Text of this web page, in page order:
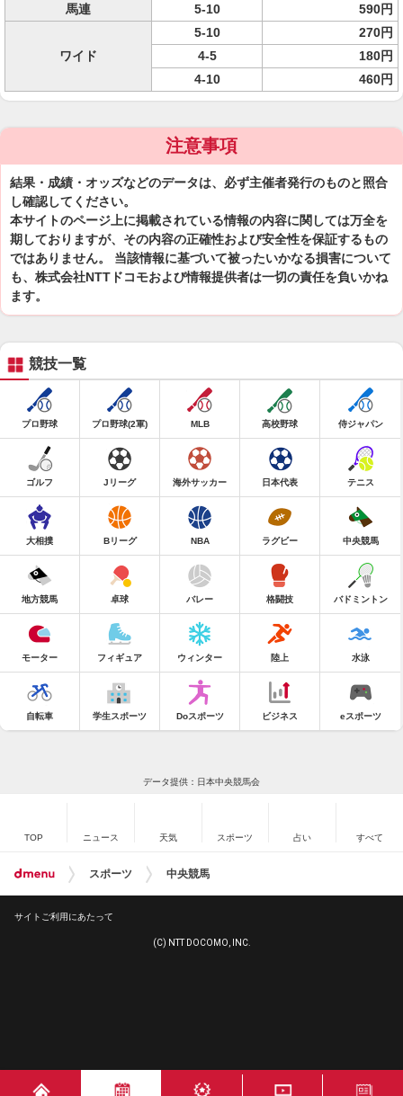
馬連
5-10 590円
ワイド
5-10
270円
4-5
180円
4-10
460円
注意事項
結果・成績・オッズなどのデータは、必ず主催者発行のものと照合
し確認してください。
本サイトのページ上に掲載されている情報の内容に関しては万全を
期しておりますが、その内容の正確性および安全性を保証するもの
ではありません。 当該情報に基づいて被ったいかなる損害について
も、株式会社NTTドコモおよび情報提供者は一切の責任を負いかね
ます。
競技一覧
プロ野球 プロ野球(2軍) MLB 高校野球 侍ジャパン
ゴルフ Jリーグ 海外サッカー 日本代表 テニス
大相撲 Bリーグ NBA ラグビー 中央競馬
地方競馬 卓球 バレー 格闘技 バドミントン
モーター フィギュア ウィンター 陸上 水泳
自転車 学生スポーツ Doスポーツ ビジネス eスポーツ
データ提供：日本中央競馬会
TOP ニュース 天気 スポーツ 占い すべて
スポーツ 中央競馬
サイトご利用にあたって
(C) NTT DOCOMO, INC.